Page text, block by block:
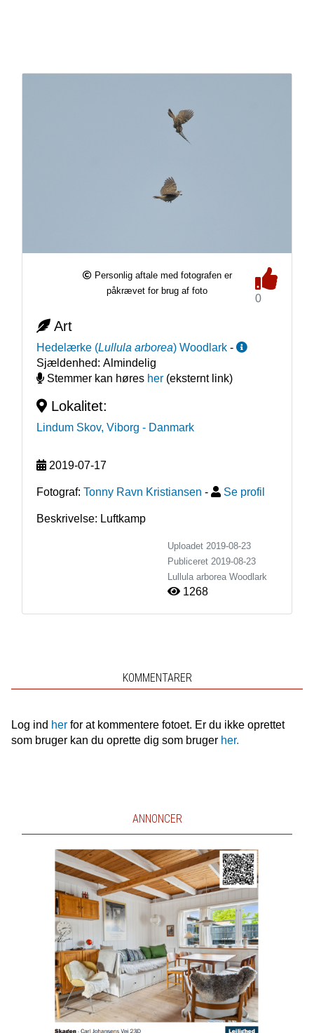
Personlig aftale med fotografen er
påkrævet for brug af foto
0
Art
Hedelærke (Lullula arborea) Woodlark -
Sjældenhed: Almindelig
Stemmer kan høres her(eksternt link)
Lokalitet:
Lindum Skov, Viborg - Danmark
2019-07-17
Fotograf: Tonny Ravn Kristiansen - Se profil
Beskrivelse: Luftkamp
Uploadet 2019-08-23
Publiceret 2019-08-23
Lullula arborea Woodlark
1268
KOMMENTARER
Log ind herfor at kommentere fotoet. Er du ikke oprettet
som bruger kan du oprette dig som bruger her.
ANNONCER